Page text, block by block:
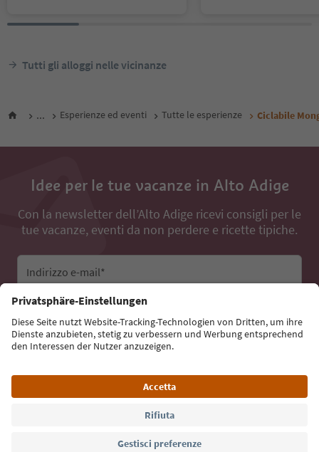
Tutti gli alloggi nelle vicinanze
... Esperienze ed eventi Tutte le esperienze Ciclabile
Idee per le tue vacanze in Alto Adige
Con la newsletter dell’Alto Adige ricevi consigli per le
tue vacanze, eventi da non perdere e ricette tipiche.
Indirizzo e-mail*
Iscriviti alla newsletter